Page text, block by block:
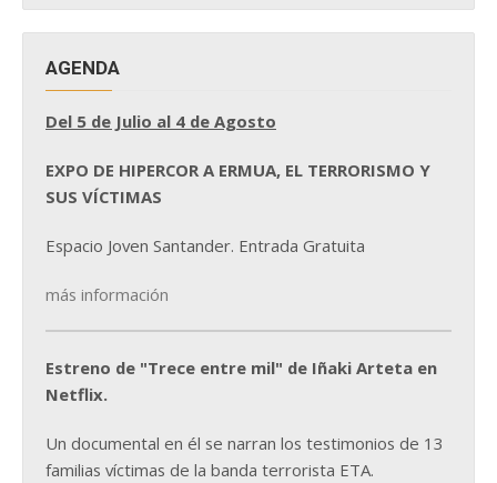
AGENDA
Del 5 de Julio al 4 de Agosto
EXPO DE HIPERCOR A ERMUA, EL TERRORISMO Y
SUS VÍCTIMAS
Espacio Joven Santander. Entrada Gratuita
más información
Estreno de "Trece entre mil" de Iñaki Arteta en
Netflix.
Un documental en él se narran los testimonios de 13
familias víctimas de la banda terrorista ETA.